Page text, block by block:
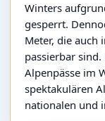
Winters
gesperrt.
Meter, die auch
passierbar
Alpenpässe im
spektakulären
nationalen und